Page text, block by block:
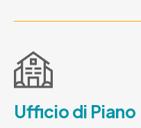
Ufficio di Piano